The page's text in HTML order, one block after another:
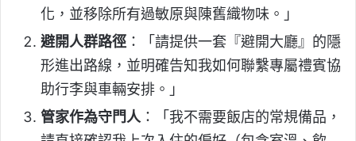
化，並移除所有過敏原與陳舊織物味。」
避開人群路徑 ：「請提供一套『避開大廳』的隱
形進出路線，並明確告知我如何聯繫專屬禮賓協
助行李與車輛安排。」
管家作為守門人 ：「我不需要飯店的常規備品，